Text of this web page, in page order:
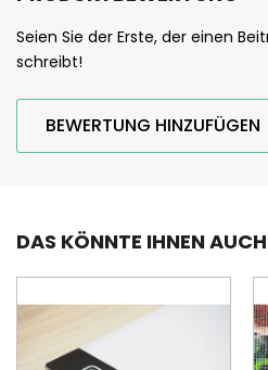
Seien Sie der Erste, der einen
schreibt!
BEWERTUNG HINZUFÜGEN
DAS KÖNNTE IHNEN